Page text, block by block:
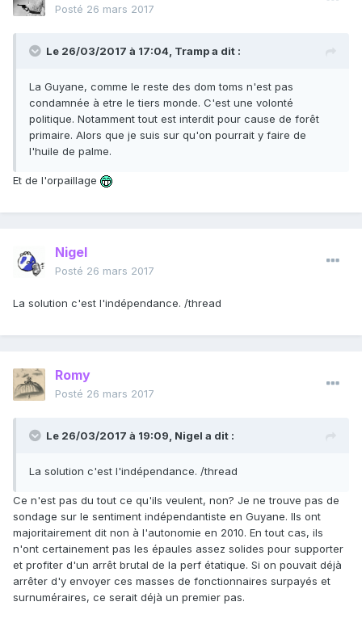
Posté 26 mars 2017
Le 26/03/2017 à 17:04, Trampa dit :
La Guyane, comme le reste des dom toms n'est pas
condamnée à etre le tiers monde. C'est une volonté
politique. Notamment tout est interdit pour cause de forêt
primaire. Alors que je suis sur qu'on pourrait y faire de
l'huile de palme.
Et de l'orpaillage
Nigel
Posté 26 mars 2017
La solution c'est l'indépendance. /thread
Romy
Posté 26 mars 2017
Le 26/03/2017 à 19:09, Nigel a dit :
La solution c'est l'indépendance. /thread
Ce n'est pas du tout ce qu'ils veulent, non? Je ne trouve pas de
sondage sur le sentiment indépendantiste en Guyane. Ils ont
majoritairement dit non à l'autonomie en 2010. En tout cas, ils
n'ont certainement pas les épaules assez solides pour supporter
et profiter d'un arrêt brutal de la perf étatique. Si on pouvait déjà
arrêter d'y envoyer ces masses de fonctionnaires surpayés et
surnuméraires, ce serait déjà un premier pas.